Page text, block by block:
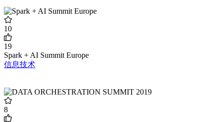
10
19
Spark + AI Summit Europe
信息技术
8